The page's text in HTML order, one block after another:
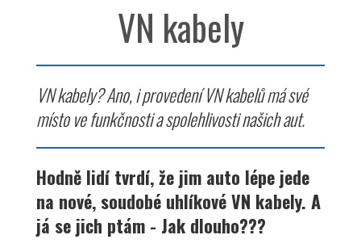
SEDMILHÁŘI
VN kabely
VN kabely? Ano, i provedení VN kabelů má své
místo ve funkčnosti a spolehlivosti našich aut.
Hodně lidí tvrdí, že jim auto lépe jede
na nové, soudobé uhlíkové VN kabely. A
já se jich ptám - Jak dlouho???